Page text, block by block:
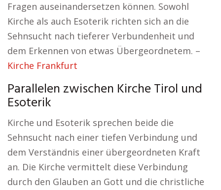
Fragen auseinandersetzen können. Sowohl
Kirche als auch Esoterik richten sich an die
Sehnsucht nach tieferer Verbundenheit und
dem Erkennen von etwas Übergeordnetem. –
Kirche Frankfurt
Parallelen zwischen Kirche Tirol und
Esoterik
Kirche und Esoterik sprechen beide die
Sehnsucht nach einer tiefen Verbindung und
dem Verständnis einer übergeordneten Kraft
an. Die Kirche vermittelt diese Verbindung
durch den Glauben an Gott und die christliche